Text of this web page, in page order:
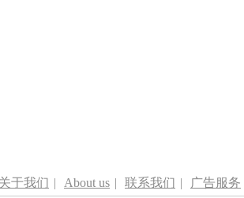
关于我们 | About us | 联系我们 | 广告服务